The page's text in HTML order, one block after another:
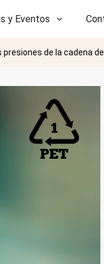
y Eventos
de la cadena